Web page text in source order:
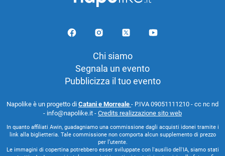
Chi siamo
Segnala un evento
Pubblicizza il tuo evento
Napolike è un progetto di Catani e Morreale - P.IVA 09051111210 - cc nc nd
- info@napolike.it - Credits realizzazione sito web
In quanto affiliati Awin, guadagniamo una commissione dagli acquisti idonei tramite i
link alla biglietteria. Tale commissione non comporta alcun supplemento di prezzo
per l’utente.
Le immagini di copertina potrebbero esser sviluppate con l'ausilio dell'IA, siamo stati